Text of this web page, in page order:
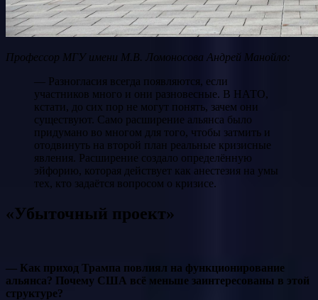
Профессор МГУ имени М.В. Ломоносова Андрей Манойло:
— Разногласия всегда появляются, если
участников много и они разновесные. В НАТО,
кстати, до сих пор не могут понять, зачем они
существуют. Само расширение альянса было
придумано во многом для того, чтобы затмить и
отодвинуть на второй план реальные кризисные
явления. Расширение создало определённую
эйфорию, которая действует как анестезия на умы
тех, кто задаётся вопросом о кризисе.
«Убыточный проект»
— Как приход Трампа повлиял на функционирование
альянса? Почему США всё меньше заинтересованы в этой
структуре?